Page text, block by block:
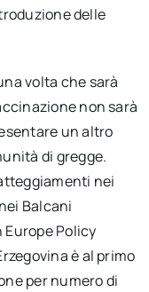
delle
volta che sarà
non sarà
un altro
di gregge.
nei
Balcani
Policy
è al primo
per numero di